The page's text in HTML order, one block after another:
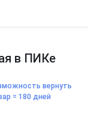
в ПИКе
вернуть
= 180 дней